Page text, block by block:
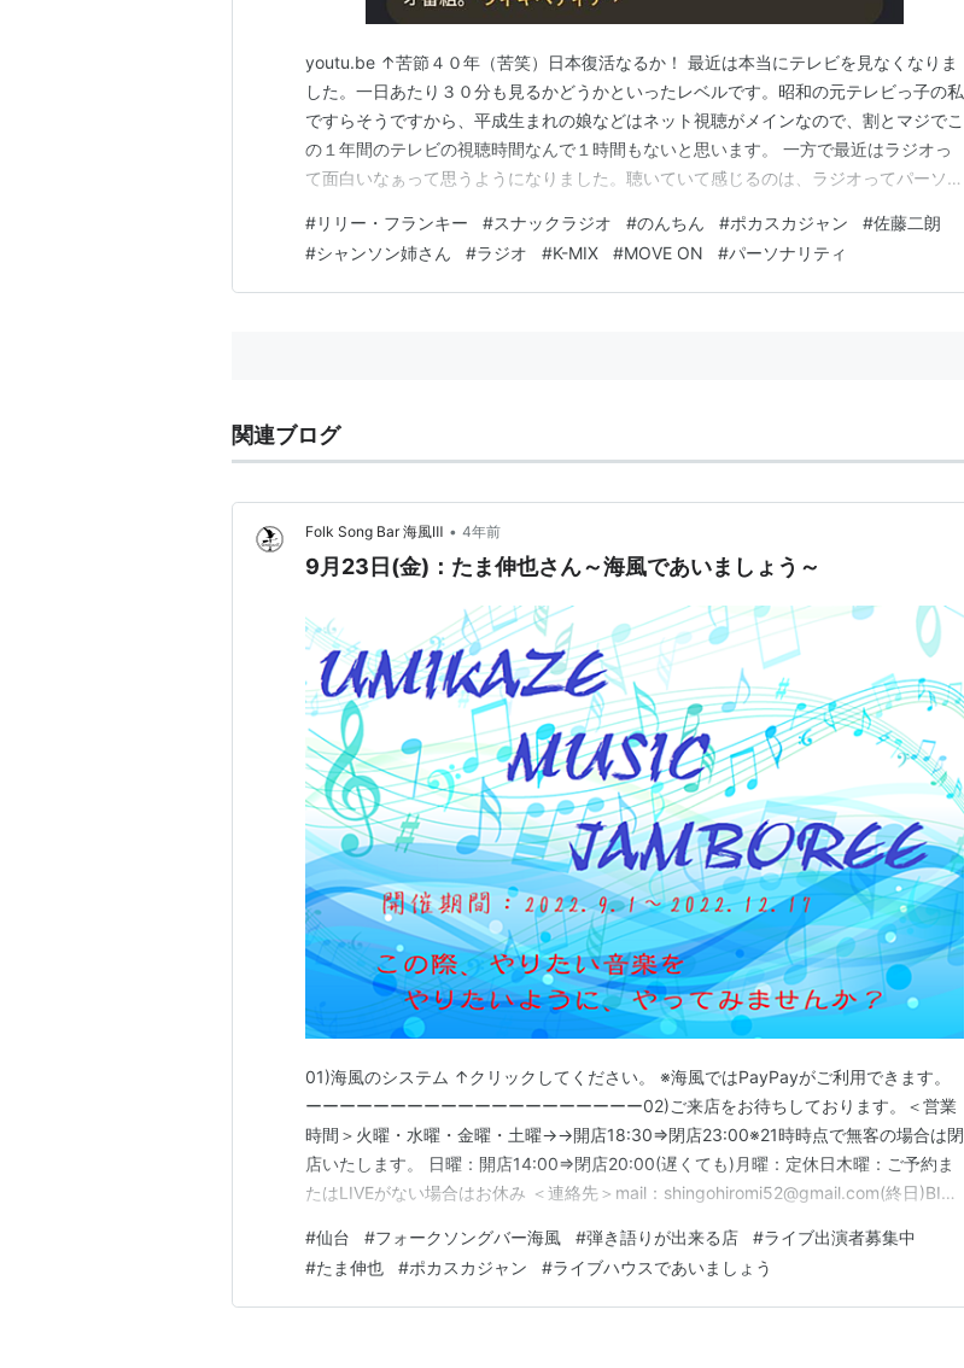
youtu.be ↑苦節４０年（苦笑）日本復活なるか！ 最近は本当にテレビを見なくなりま
した。一日あたり３０分も見るかどうかといったレベルです。昭和の元テレビっ子の私
ですらそうですから、平成生まれの娘などはネット視聴がメインなので、割とマジでこ
の１年間のテレビの視聴時間なんで１時間もないと思います。 一方で最近はラジオっ
て面白いなぁって思うようになりました。聴いていて感じるのは、ラジオってパーソナ
の場合、どうかすると自分の生活圏のことだったりで思わずニヤッとしてしまうことも
しばしばあったりします。 テレビがもっと面白…
#リリー・フランキー #スナックラジオ #のんちん #ポカスカジャン #佐藤二朗
#シャンソン姉さん #ラジオ #K-MIX #MOVE ON #パーソナリティ
関連ブログ
Folk Song Bar 海風Ⅲ • 4年前
9月23日(金)：たま伸也さん～海風であいましょう～
01)海風のシステム ↑クリックしてください。 ※海風ではPayPayがご利用できます。
ーーーーーーーーーーーーーーーーーーーー02)ご来店をお待ちしております。＜営業
時間＞火曜・水曜・金曜・土曜→→開店18:30⇒閉店23:00※21時時点で無客の場合は閉
店いたします。 日曜：開店14:00⇒閉店20:00(遅くても)月曜：定休日木曜：ご予約ま
たはLIVEがない場合はお休み ＜連絡先＞mail：shingohiromi52@gmail.com(終日)BIN
ーーーーーーーーーーーーー 03)出…
#仙台 #フォークソングバー海風 #弾き語りが出来る店 #ライブ出演者募集中
#たま伸也 #ポカスカジャン #ライブハウスであいましょう